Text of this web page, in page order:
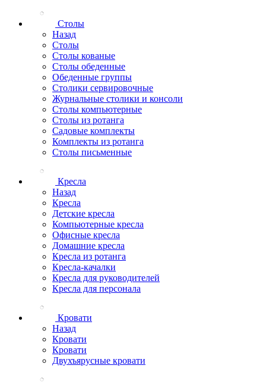
Столы
Назад
Столы
Столы кованые
Столы обеденные
Обеденные группы
Столики сервировочные
Журнальные столики и консоли
Столы компьютерные
Столы из ротанга
Садовые комплекты
Комплекты из ротанга
Столы письменные
Кресла
Назад
Кресла
Детские кресла
Компьютерные кресла
Офисные кресла
Домашние кресла
Кресла из ротанга
Кресла-качалки
Кресла для руководителей
Кресла для персонала
Кровати
Назад
Кровати
Кровати
Двухъярусные кровати